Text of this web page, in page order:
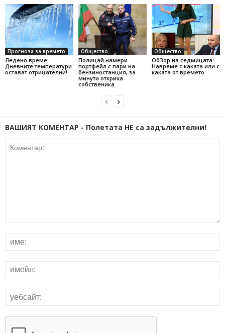
Прогноза за времето
Ледено време:
Дневните температури
остават отрицателни!
Общество
Полицай намери
портфейл с пари на
бензиностанция, за
минути откриха
собственика
Общество
ОбЗор на седмицата:
Навреме с каката или с
каката от времето
ВАШИЯТ КОМЕНТАР - Полетата НЕ са задължителни!